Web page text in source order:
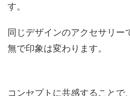
す。
同じデザインのアクセサリー
無で印象は変わります。
コンセプトに共感することで、